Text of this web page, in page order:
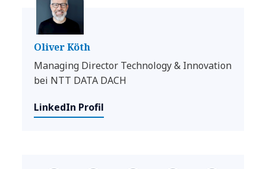
Oliver Köth
Managing Director Technology & Innovation
bei NTT DATA DACH
LinkedIn Profil